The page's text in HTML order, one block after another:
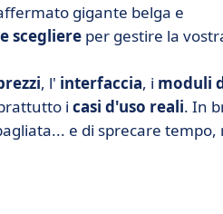
gigante belga e
scegliere per gestire la
, l' interfaccia, i moduli
i casi d'uso reali. In
e di sprecare tempo,